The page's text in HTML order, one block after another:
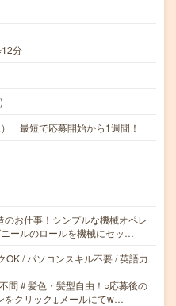
分
最短で応募開始から1週間！
お仕事！シンプルな機械オペレ
ールのロールを機械にセッ…
OK / パソコンスキル不要 / 英語力
問＃髪色・髪型自由！○応募後の
をクリック↓メールにてw…